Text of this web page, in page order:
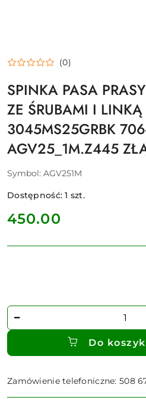
(0)
SPINKA PASA
ZE ŚRUBAMI I
3045MS25GRBK
AGV25_1M.Z445
Symbol: AGV251M
Dostępność:1 szt.
cena:
450.00
Ilość
Do
Zamówienie telefoniczne: 508